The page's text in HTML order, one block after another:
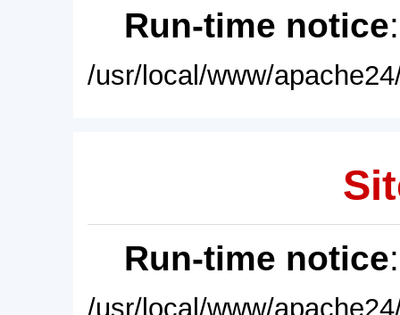
Run-time notice
/usr/local/www/
Run-time notice
/usr/local/www/